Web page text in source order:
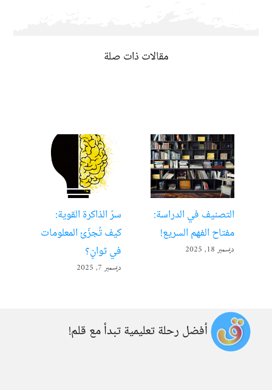
مقالات ذات صلة
التصنيف في الدراسة:
مفتاح الفهم السريع!
ديسمبر 18, 2025
سرّ الذاكرة القوية:
كيف تُجزّئ المعلومات
في ثوانٍ؟
ديسمبر 7, 2025
أفضل رحلة تعليمية تبدأ مع قلم!